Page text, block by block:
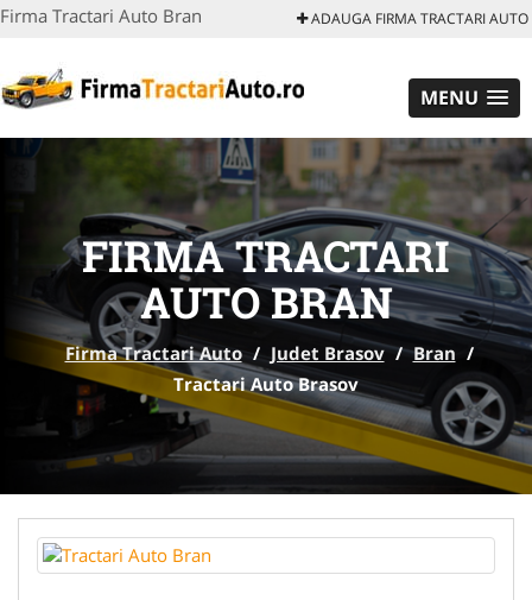
Firma Tractari Auto Bran ADAUGA FIRMA TRACTARI AUTO
MENU
FIRMA TRACTARI
AUTO BRAN
Firma Tractari Auto / Judet Brasov / Bran /
Tractari Auto Brasov